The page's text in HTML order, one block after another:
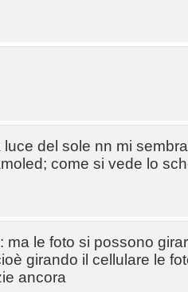
del sole nn mi
come si vede lo
ma le foto si possono
girando il cellulare le
ancora